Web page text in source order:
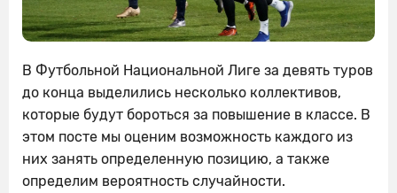
В Футбольной Национальной Лиге за девять туров
до конца выделились несколько коллективов,
которые будут бороться за повышение в классе. В
этом посте мы оценим возможность каждого из
них занять определенную позицию, а также
определим вероятность случайности.